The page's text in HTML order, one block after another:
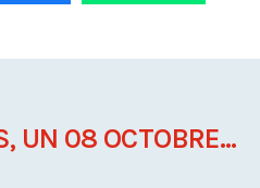
UN 08 OCTOBRE...